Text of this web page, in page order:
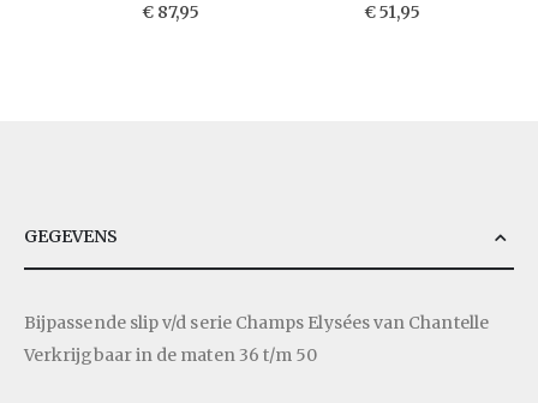
€ 87,95 € 51,95
GEGEVENS
Bijpassende slip v/d serie Champs Elysées van Chantelle
Verkrijgbaar in de maten 36 t/m 50